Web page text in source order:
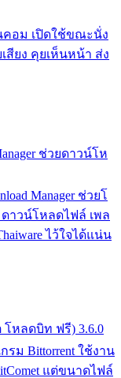
คอม เปิดใช้ขณะนั่ง
สียง คุยเห็นหน้า ส่ง
ช่วยดาวน์โห
Manager ช่วยโ
ดาวน์โหลดไฟล์ เพล
ไว้ใจได้แน่น
โหลดบิท ฟรี) 3.6.0
รม Bittorrent ใช้งาน
แต่ขนาดไฟล์